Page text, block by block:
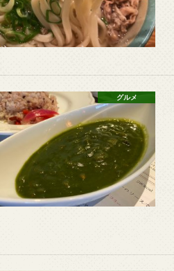
グルメ